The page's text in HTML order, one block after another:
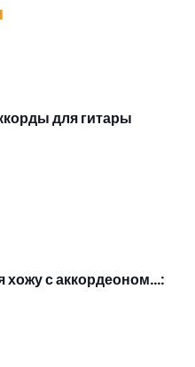
porn: аккорды для
играть на гитаре —
гитаре
для гитары
с аккордеоном…: